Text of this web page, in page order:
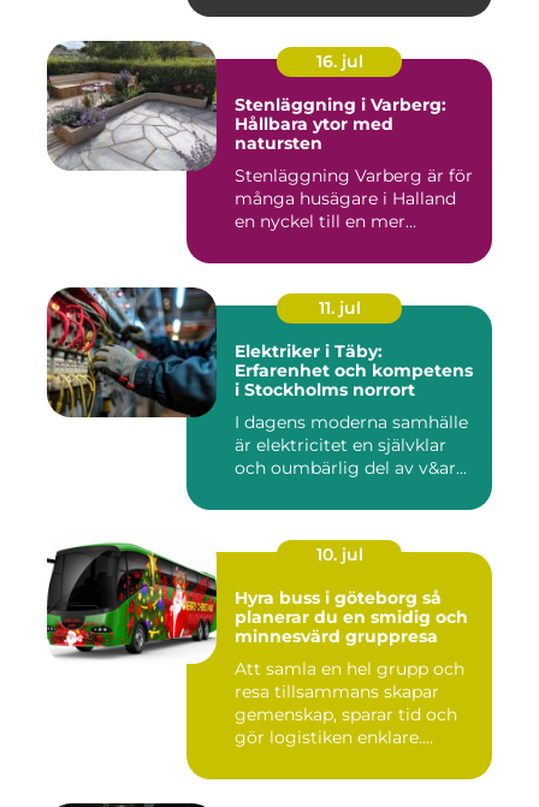
16. jul
Stenläggning i Varberg:
Hållbara ytor med
natursten
Stenläggning Varberg är för
många husägare i Halland
en nyckel till en mer...
11. jul
Elektriker i Täby:
Erfarenhet och kompetens
i Stockholms norrort
I dagens moderna samhälle
är elektricitet en självklar
och oumbärlig del av v&ar...
10. jul
Hyra buss i göteborg så
planerar du en smidig och
minnesvärd gruppresa
Att samla en hel grupp och
resa tillsammans skapar
gemenskap, sparar tid och
gör logistiken enklare....